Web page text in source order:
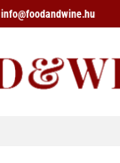
info@foodandwine.hu